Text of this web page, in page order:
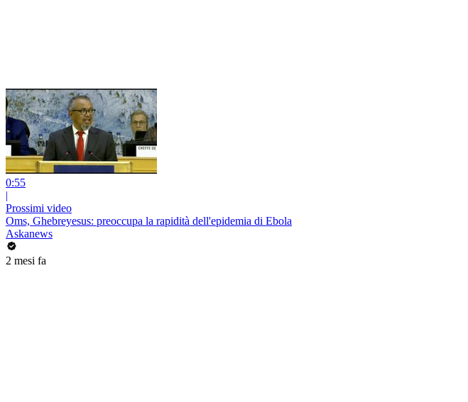
0:55
|
Prossimi video
Oms, Ghebreyesus: preoccupa la rapidità dell'epidemia di Ebola
Askanews
2 mesi fa